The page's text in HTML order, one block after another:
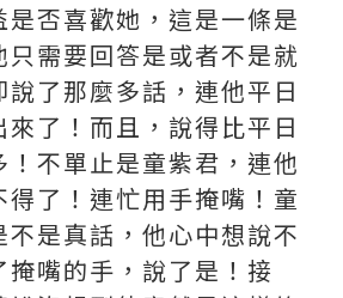
否喜歡她，這是一條是
需要回答是或者不是就
了那麼多話，連他平日
了！而且，說得比平日
不單止是童紫君，連他
得了！連忙用手掩嘴！童
是真話，他心中想說不
嘴的手，說了是！接